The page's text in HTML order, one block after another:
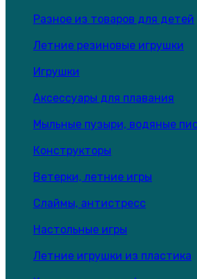
Разное из товаров для детей
Летние резиновые игрушки
Игрушки
Аксессуары для плавания
Мыльные пузыри, водяные
Конструкторы
Ветерки, летние игры
Слаймы, антистресс
Настольные игры
Летние игрушки из пластика